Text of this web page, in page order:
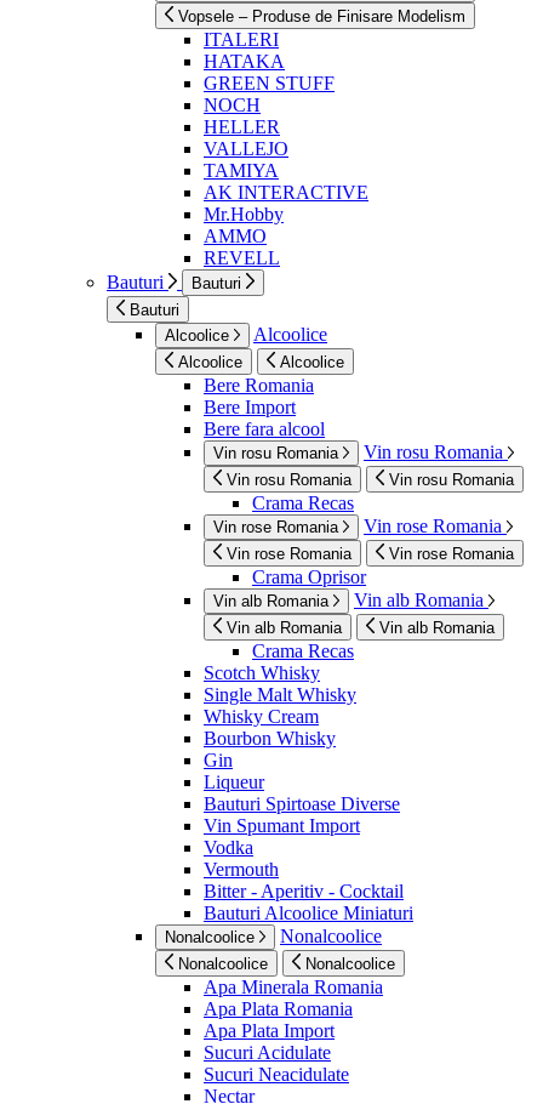
Vopsele – Produse de Finisare Modelism
ITALERI
HATAKA
GREEN STUFF
NOCH
HELLER
VALLEJO
TAMIYA
AK INTERACTIVE
Mr.Hobby
AMMO
REVELL
Bauturi
Bauturi
Bauturi
Alcoolice
Alcoolice
Alcoolice Alcoolice
Bere Romania
Bere Import
Bere fara alcool
Vin rosu Romania Vin rosu Romania
Vin rosu Romania Vin rosu Romania
Crama Recas
Vin rose Romania Vin rose Romania
Vin rose Romania Vin rose Romania
Crama Oprisor
Vin alb Romania Vin alb Romania
Vin alb Romania Vin alb Romania
Crama Recas
Scotch Whisky
Single Malt Whisky
Whisky Cream
Bourbon Whisky
Gin
Liqueur
Bauturi Spirtoase Diverse
Vin Spumant Import
Vodka
Vermouth
Bitter - Aperitiv - Cocktail
Bauturi Alcoolice Miniaturi
Nonalcoolice Nonalcoolice
Nonalcoolice Nonalcoolice
Apa Minerala Romania
Apa Plata Romania
Apa Plata Import
Sucuri Acidulate
Sucuri Neacidulate
Nectar